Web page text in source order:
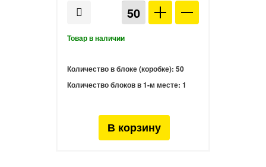
Количество в блоке (коробке): 50
Количество блоков в 1-м месте: 1